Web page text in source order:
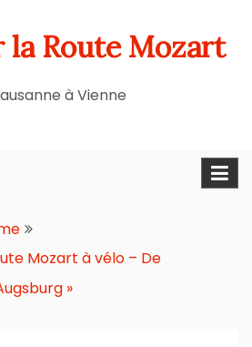
la Route Mozart
à Vienne
Mozart à vélo – De
»